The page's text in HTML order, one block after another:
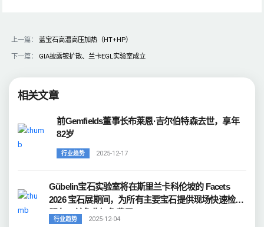
上一篇：
蓝宝石高温高压加热（HT+HP）
下一篇：
GIA披露铍扩散、兰卡EGL实验室成立
相关文章
前Gemfields董事长布莱恩·吉尔伯特森去世，享年
82岁
行业趋势 2025-12-17
Gübelin宝石实验室将在斯里兰卡科伦坡的 Facets
2026 宝石展期间，为所有主要宝石提供现场快速检测
服务，并免收加急费用。
行业趋势 2025-12-04